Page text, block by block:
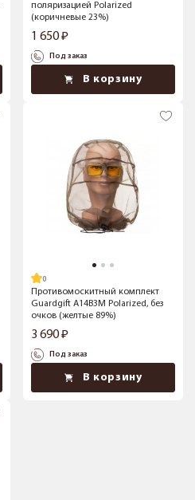
поляризацией Polarized
(коричневые 23%)
1 650
Под заказ
В корзину
Противомоскитный комплект
Guardgift А14В3М Polarized, без
очков (желтые 89%)
3 690
Под заказ
В корзину